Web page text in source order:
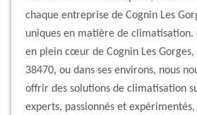
chaque entreprise de Cognin Les
uniques en matière de climatisation.
en plein cœur de Cognin Les Gorges,
38470, ou dans ses environs, nous
offrir des solutions de climatisation
experts, passionnés et